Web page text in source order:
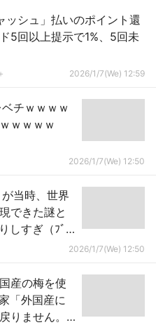
ッシュ」払いのポイント還
5回以上提示で1%、5回未
2026/1/7(We) 12:59
チｗｗｗｗ
ｗｗｗｗ
2026/1/7(We) 12:50
当時、世界
できた謎と
しすぎ（ﾌﾞﾙ
2026/1/7(We) 12:50
産の梅を使
「外国産に
りません。